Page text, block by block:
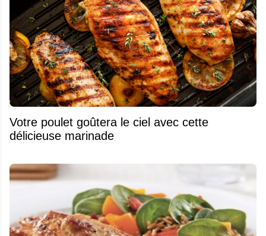
Votre poulet goûtera le ciel avec cette
délicieuse marinade